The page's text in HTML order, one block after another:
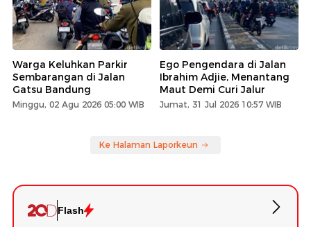
Warga Keluhkan Parkir
Sembarangan di Jalan
Gatsu Bandung
Minggu, 02 Agu 2026 05:00 WIB
Ego Pengendara di Jalan
Ibrahim Adjie, Menantang
Maut Demi Curi Jalur
Jumat, 31 Jul 2026 10:57 WIB
Ke Halaman Laporkeun
Flash